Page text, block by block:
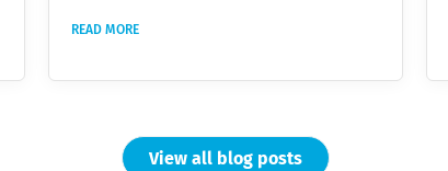
begehrt. Heute taucht ein anderer Titel
immer häufiger auf: AI Engineer. Und
READ MORE
View all blog posts